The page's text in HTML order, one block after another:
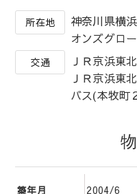
所在地
神奈川県横
オンズグロ
交通
ＪＲ京浜東
ＪＲ京浜東
バス(本牧町
築年月 2004/6